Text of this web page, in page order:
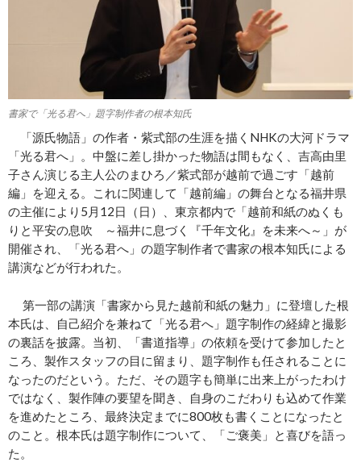
書家で「光る君へ」題字制作者の根本知氏
「源氏物語」の作者・紫式部の生涯を描くNHKの大河ドラマ
「光る君へ」。中盤に差し掛かった物語は間もなく、吉高由里
子さん演じる主人公のまひろ／紫式部が越前で過ごす「越前
編」を迎える。これに関連して「越前編」の舞台となる福井県
の主催により5月12日（日）、東京都内で「越前和紙のぬくも
りと平安の息吹 ～福井に息づく『千年文化』を未来へ～」が
開催され、「光る君へ」の題字制作者で書家の根本知氏による
講演などが行われた。
第一部の講演「書家から見た越前和紙の魅力」に登壇した根
本氏は、自己紹介を兼ねて「光る君へ」題字制作の経緯と撮影
の裏話を披露。当初、「書道指導」の依頼を受けて参加したと
ころ、製作スタッフの目に留まり、題字制作も任されることに
なったのだという。ただ、その題字も簡単に出来上がったわけ
ではなく、製作陣の要望を聞き、自身のこだわりも込めて作業
を進めたところ、最終決定までに800枚も書くことになったと
のこと。根本氏は題字制作について、「ご褒美」と喜びを語っ
た。